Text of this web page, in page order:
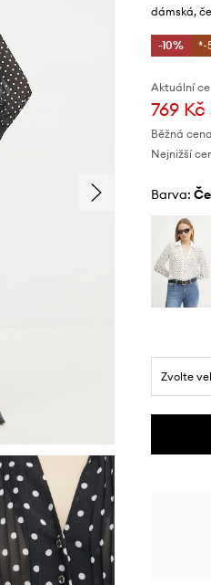
dámská,
-10% *-
Aktuální
769 Kč
Běžná
Nejnižší
Barva:
Zvolte